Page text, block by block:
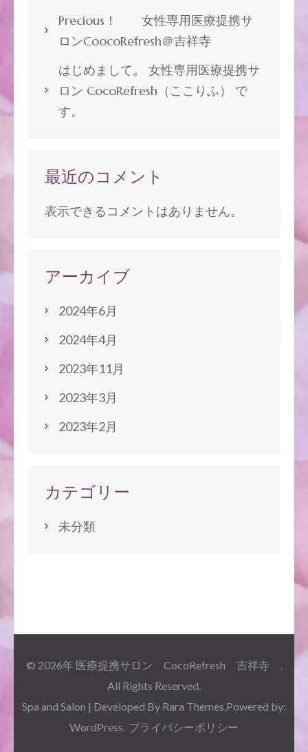
Precious！ 女性専用医療提携サ
ロンCoocoRefresh＠吉祥寺
はじめまして。 女性専用医療提携サ
ロン CocoRefresh（ここりふ） で
す。
最近のコメント
表示できるコメントはありません。
アーカイブ
2024年6月
2024年4月
2023年11月
2023年3月
2023年2月
カテゴリー
未分類
© 2026年 医療提携サロン CocoRefresh 吉祥寺 .
All Rights Reserved.
Spa and Salon | Developed By Rara Themes.Powered by:
WordPress. プライバシーポリシー